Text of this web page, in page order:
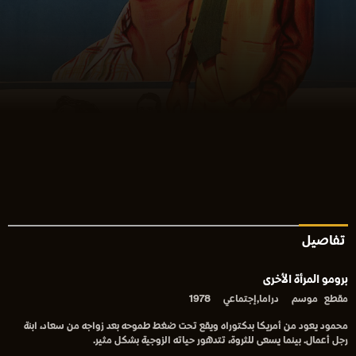
تفاصيل
برومو المرأة الأخرى
مقطع موسم دراما,إجتماعي 1978
محمود يعود من أمريكا بدكتوراه ويقع تحت ضغط طموحه بعد زواجه من سعاد، ابنة
رجل أعمال. بينما يسعى للثروة، تتدهور حياته الزوجية بشكل مثير.